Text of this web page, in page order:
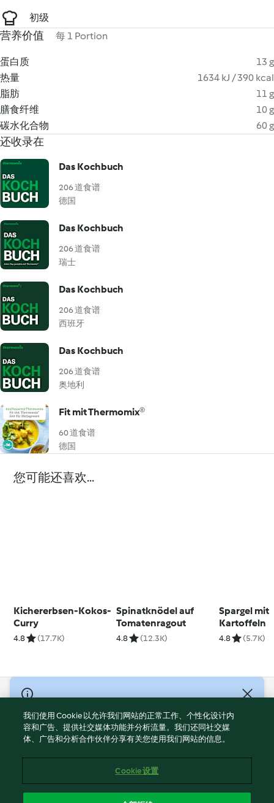
初级
营养价值 每 1 Portion
蛋白质
13 g
热量
1634 kJ / 390 kcal
脂肪
11 g
膳食纤维
10 g
碳水化合物
60 g
还收录在
Das Kochbuch
206 道食谱
德国
Das Kochbuch
206 道食谱
瑞士
Das Kochbuch
206 道食谱
西班牙
Das Kochbuch
206 道食谱
奥地利
Fit mit Thermomix®
60 道食谱
德国
您可能还喜欢...
Kichererbsen-Kokos-
Curry
4.8 (17.7K)
Spinatknödel auf
Tomatenragout
4.8 (12.3K)
Spargel mit
Kartoffeln
4.8 (5.7K)
© Copyright 2021-2023 福维克信息科技(上海)有限公司 版权所有
2026
使用规定
Cookies
我们使用 Cookie 以允许我们网站的正常工作、个性化设计内
容和广告、提供社交媒体功能并分析流量。我们还同社交媒
体、广告和分析合作伙伴分享有关您使用我们网站的信息。
Cookie 设置